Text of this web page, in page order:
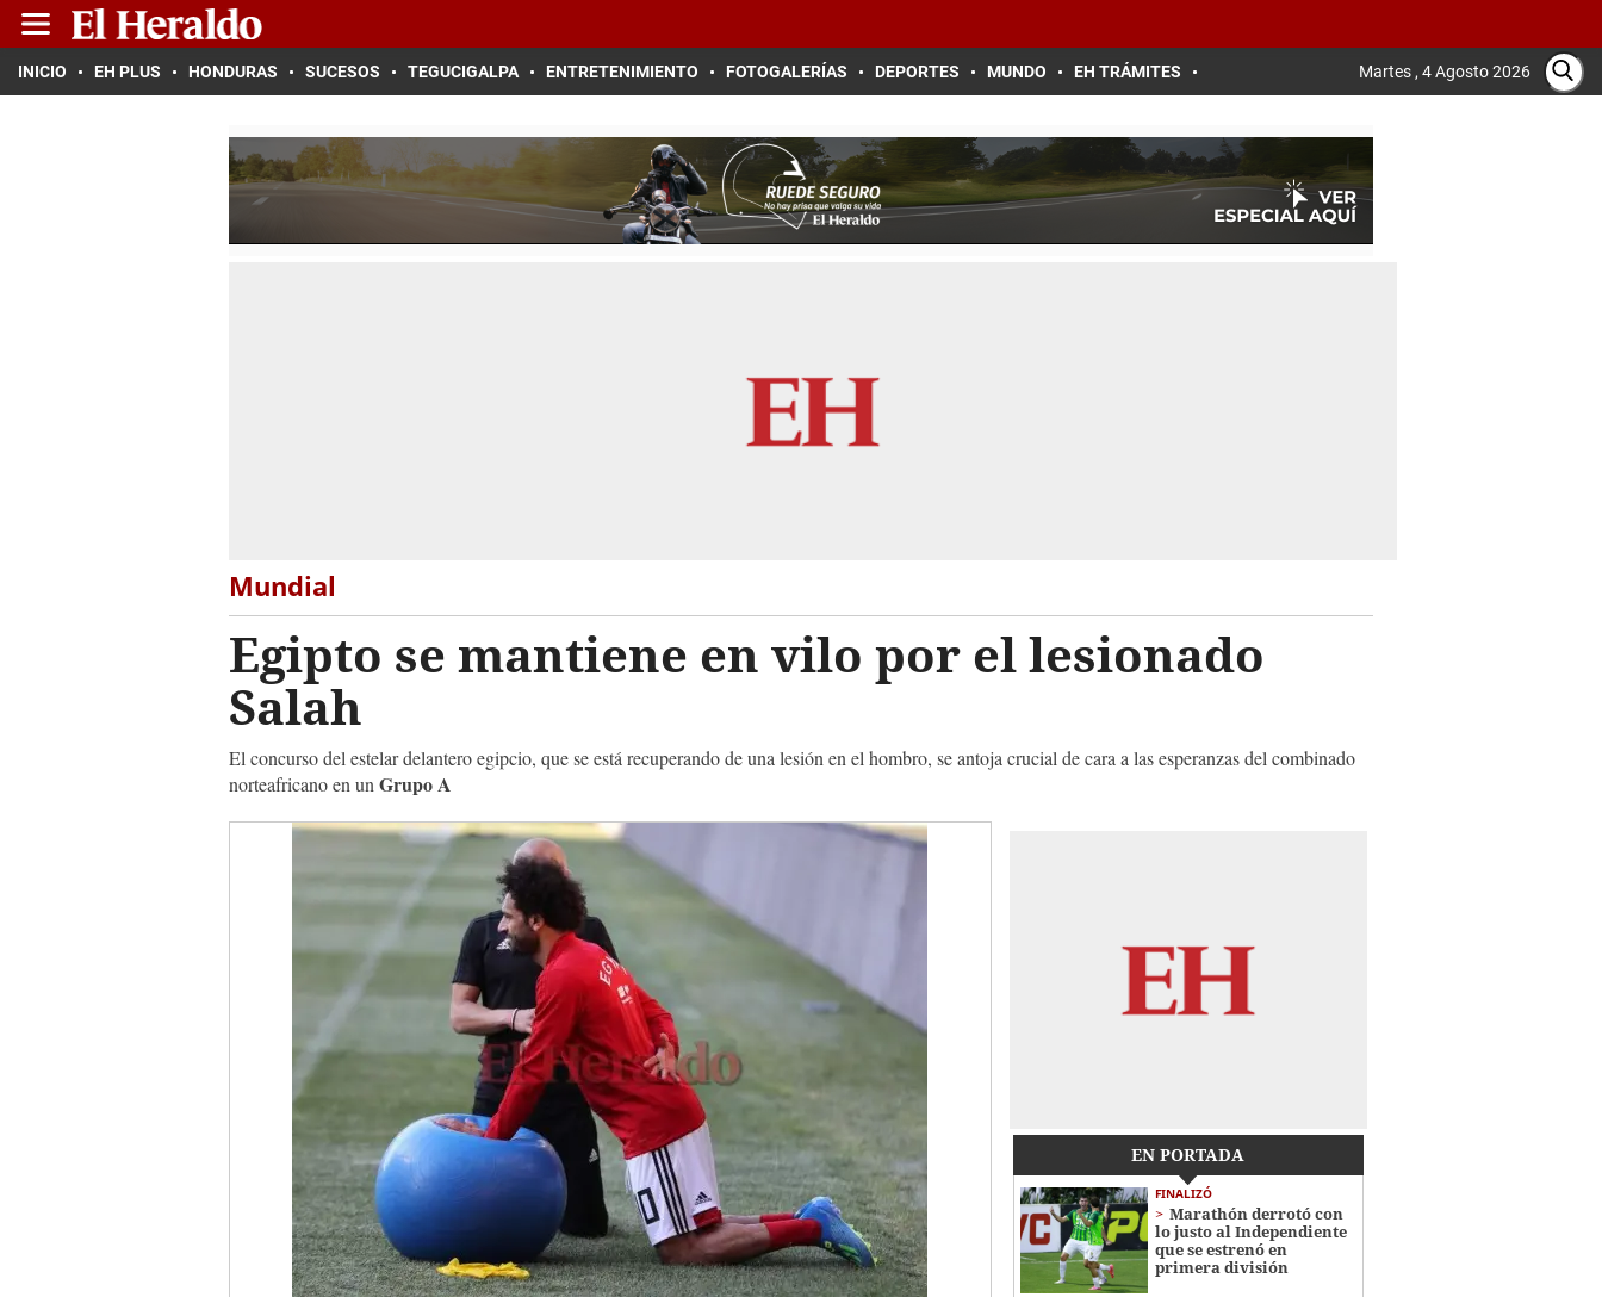
INICIO EH PLUS HONDURAS SUCESOS TEGUCIGALPA ENTRETENIMIENTO FOTOGALERÍAS DEPORTES MUNDO EH TRÁMITES Martes , 4 Agosto 2026
Mundial
Egipto se mantiene en vilo por el lesionado
Salah
El concurso del estelar delantero egipcio, que se está recuperando de una lesión en el hombro, se antoja crucial de cara a las esperanzas del combinado
norteafricano en un Grupo A
EN PORTADA
FINALIZÓ
Marathón derrotó con
lo justo al Independiente
que se estrenó en
primera división